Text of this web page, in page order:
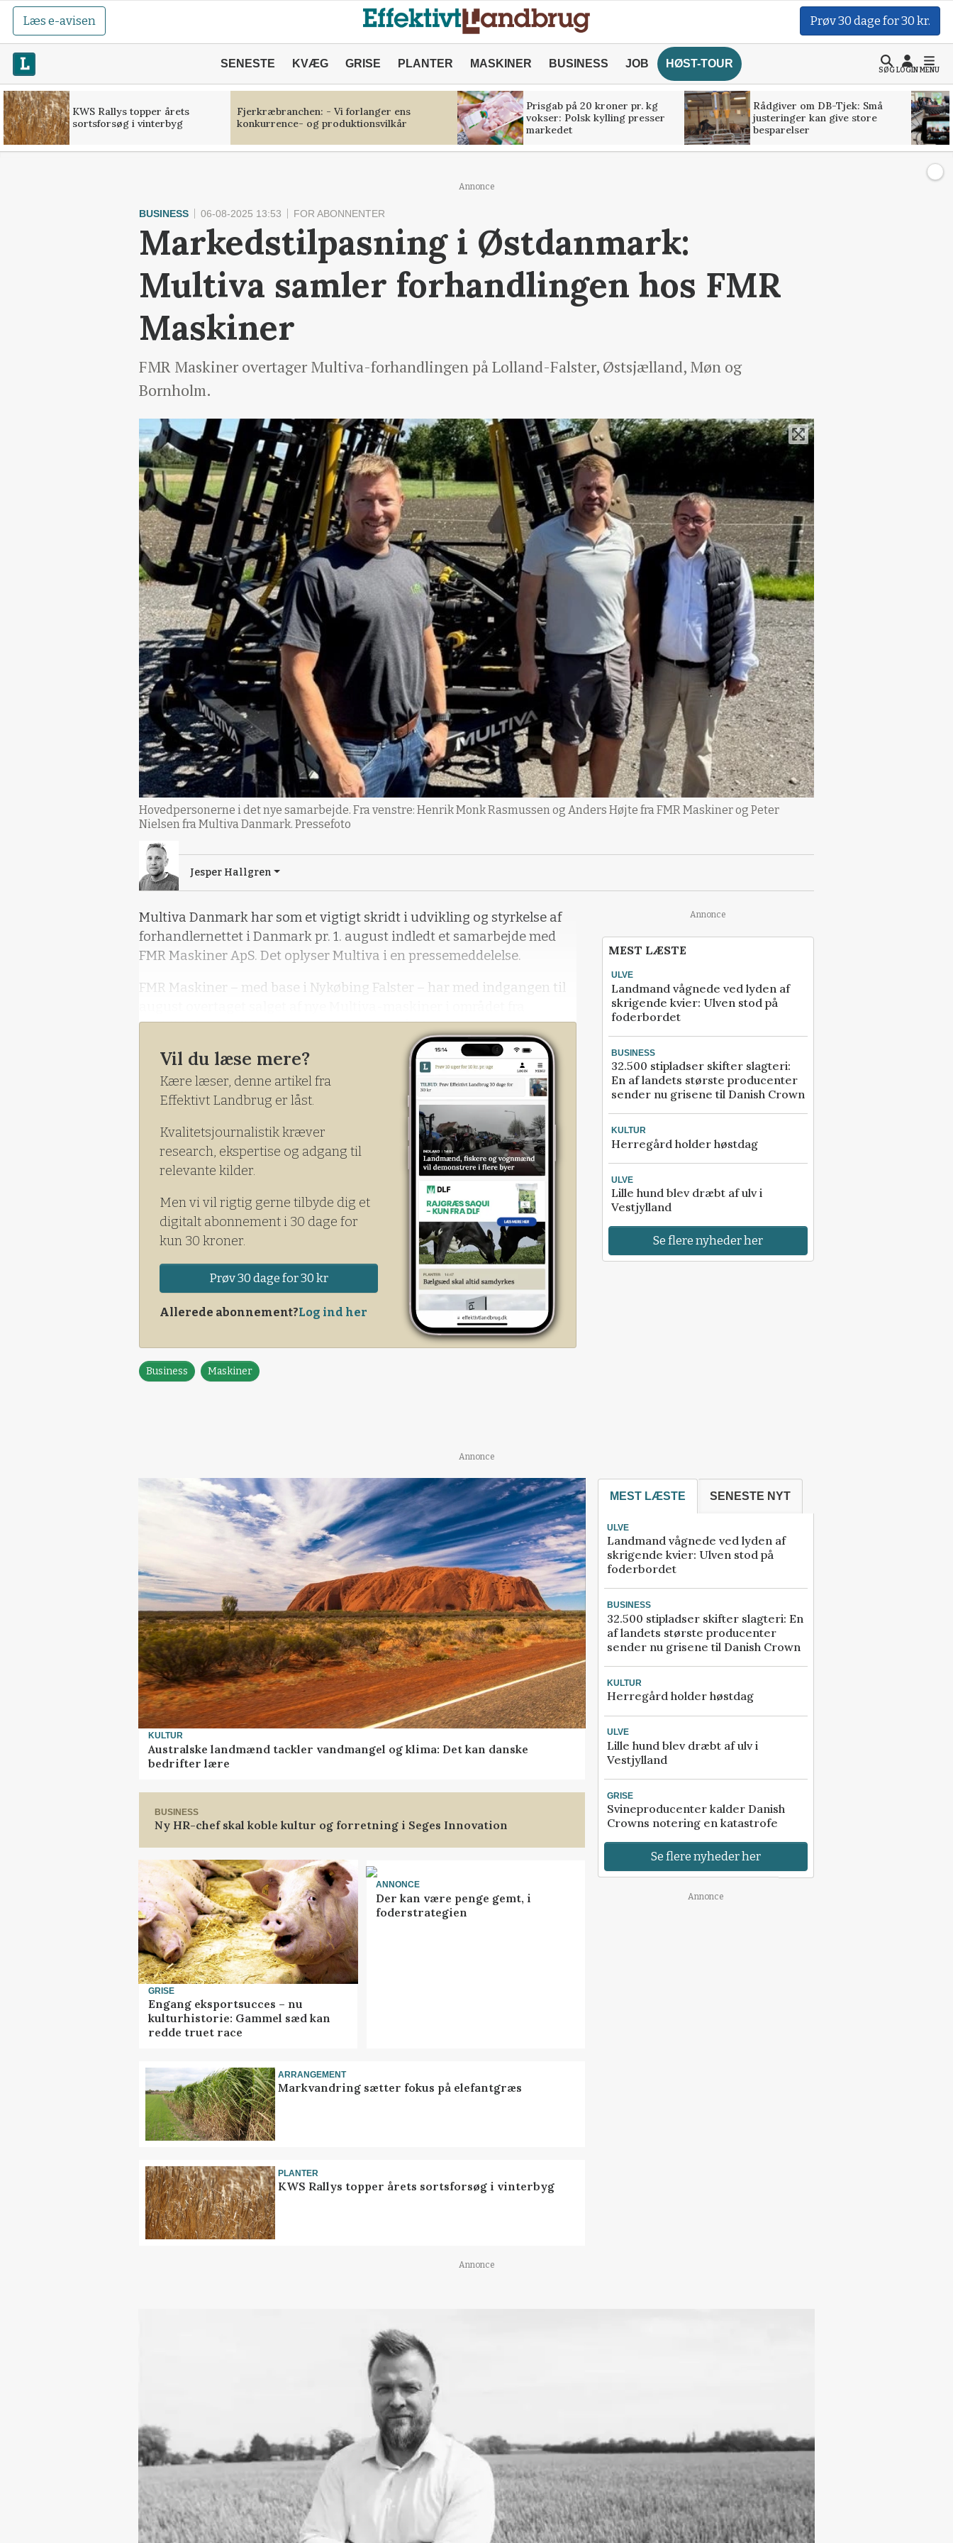
Læs e-avisen Prøv 30 dage for 30 kr.
SENESTE KVÆG GRISE PLANTER MASKINER BUSINESS JOB HØST-TOUR
SØGLOGINMENU
KWS Rallys topper årets
sortsforsøg i vinterbyg
Fjerkræbranchen: - Vi forlanger ens
konkurrence- og produktionsvilkår
Prisgab på 20 kroner pr. kg
vokser: Polsk kylling presser
markedet
Rådgiver om DB-Tjek: Små
justeringer kan give store
besparelser
Annonce
BUSINESS 06-08-2025 13:53 FOR ABONNENTER
Markedstilpasning i Østdanmark:
Multiva samler forhandlingen hos FMR
Maskiner
FMR Maskiner overtager Multiva-forhandlingen på Lolland-Falster, Østsjælland, Møn og
Bornholm.
Hovedpersonerne i det nye samarbejde. Fra venstre: Henrik Monk Rasmussen og Anders Højte fra FMR Maskiner og Peter
Nielsen fra Multiva Danmark. Pressefoto
Jesper Hallgren
Multiva Danmark har som et vigtigt skridt i udvikling og styrkelse af
forhandlernettet i Danmark pr. 1. august indledt et samarbejde med
FMR Maskiner ApS. Det oplyser Multiva i en pressemeddelelse.
FMR Maskiner – med base i Nykøbing Falster – har med indgangen til
Roskilde i nord til Farøbroerne i syd samt på Møn.
Vil du læse mere?
Kære læser, denne artikel fra
Effektivt Landbrug er låst.
Kvalitetsjournalistik kræver
research, ekspertise og adgang til
relevante kilder.
Men vi vil rigtig gerne tilbyde dig et
digitalt abonnement i 30 dage for
kun 30 kroner.
Prøv 30 dage for 30 kr
Allerede abonnement?Log ind her
Business Maskiner
Annonce
MEST LÆSTE
ULVE
Landmand vågnede ved lyden af
skrigende kvier: Ulven stod på
foderbordet
BUSINESS
32.500 stipladser skifter slagteri:
En af landets største producenter
sender nu grisene til Danish Crown
KULTUR
Herregård holder høstdag
ULVE
Lille hund blev dræbt af ulv i
Vestjylland
Se flere nyheder her
Annonce
KULTUR
Australske landmænd tackler vandmangel og klima: Det kan danske
bedrifter lære
BUSINESS
Ny HR-chef skal koble kultur og forretning i Seges Innovation
GRISE
Engang eksportsucces – nu
kulturhistorie: Gammel sæd kan
redde truet race
ANNONCE
Der kan være penge gemt, i
foderstrategien
ARRANGEMENT
Markvandring sætter fokus på elefantgræs
PLANTER
KWS Rallys topper årets sortsforsøg i vinterbyg
MEST LÆSTE SENESTE NYT
ULVE
Landmand vågnede ved lyden af
skrigende kvier: Ulven stod på
foderbordet
BUSINESS
32.500 stipladser skifter slagteri: En
af landets største producenter
sender nu grisene til Danish Crown
KULTUR
Herregård holder høstdag
ULVE
Lille hund blev dræbt af ulv i
Vestjylland
GRISE
Svineproducenter kalder Danish
Crowns notering en katastrofe
Se flere nyheder her
Annonce
Annonce